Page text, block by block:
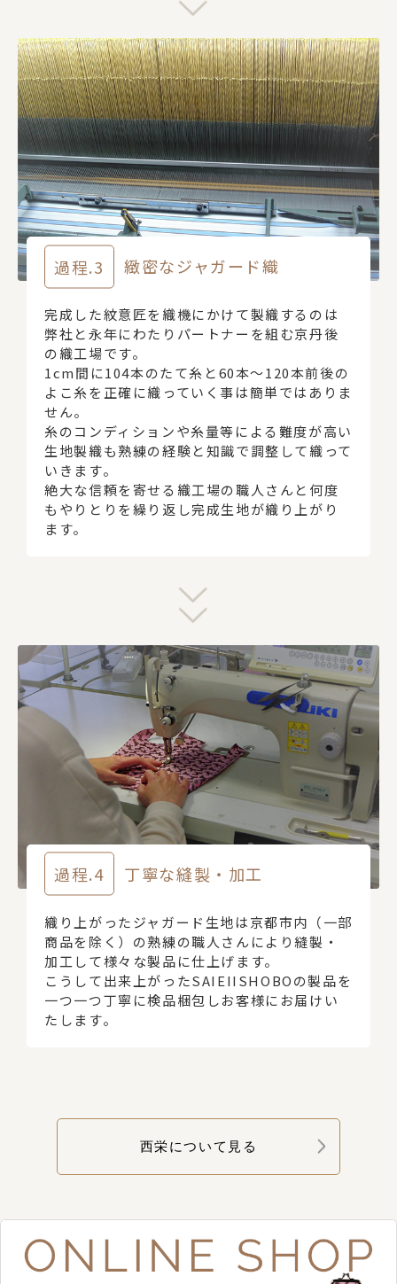
過程.3 緻密なジャガード織
完成した紋意匠を織機にかけて製織するのは
弊社と永年にわたりパートナーを組む京丹後
の織工場です。
1cm間に104本のたて糸と60本～120本前後の
よこ糸を正確に織っていく事は簡単ではありま
せん。
糸のコンディションや糸量等による難度が高い
生地製織も熟練の経験と知識で調整して織って
いきます。
絶大な信頼を寄せる織工場の職人さんと何度
もやりとりを繰り返し完成生地が織り上がり
ます。
過程.4 丁寧な縫製・加工
織り上がったジャガード生地は京都市内（一部
商品を除く）の熟練の職人さんにより縫製・
加工して様々な製品に仕上げます。
こうして出来上がったSAIEIISHOBOの製品を
一つ一つ丁寧に検品梱包しお客様にお届けい
たします。
西栄について見る